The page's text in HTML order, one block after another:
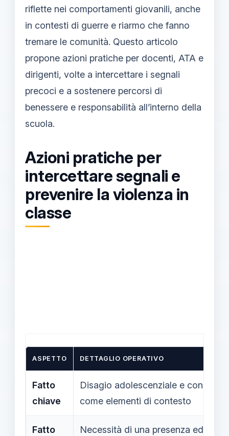
riflette nei comportamenti giovanili, anche
in contesti di guerre e riarmo che fanno
tremare le comunità. Questo articolo
propone azioni pratiche per docenti, ATA e
dirigenti, volte a intercettare i segnali
precoci e a sostenere percorsi di
benessere e responsabilità all’interno della
scuola.
Azioni pratiche per
intercettare segnali e
prevenire la violenza in
classe
ASPETTO DETTAGLIO OPERATIVO
Fatto
chiave
Disagio adolescenziale e
come elementi di contesto
Fatto Necessità di una presenza